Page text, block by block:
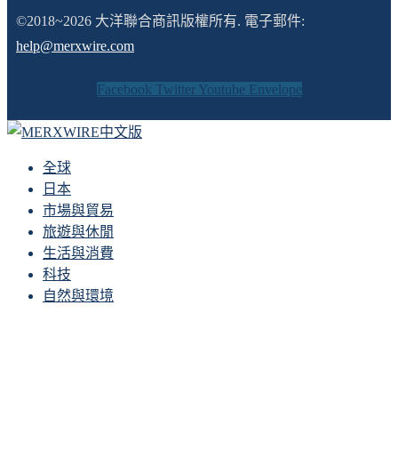
©2018~2026 大洋聯合商訊版權所有. 電子郵件:
help@merxwire.com
Facebook Twitter Youtube Envelope
全球
日本
市場與貿易
旅遊與休閒
生活與消費
科技
自然與環境